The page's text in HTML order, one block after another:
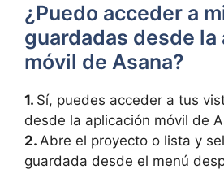
¿Puedo acceder a
guardadas desde la
móvil de Asana?
1. Sí, puedes acceder a tus
desde la aplicación móvil de
2. Abre el proyecto o lista y
guardada desde el menú